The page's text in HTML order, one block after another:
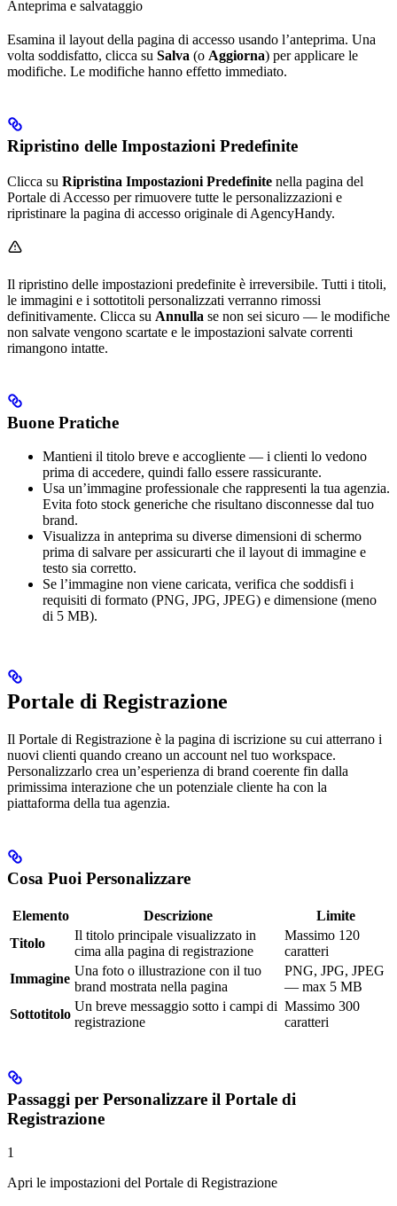
Anteprima e salvataggio
Esamina il layout della pagina di accesso usando l’anteprima. Una
volta soddisfatto, clicca su Salva (o Aggiorna) per applicare le
modifiche. Le modifiche hanno effetto immediato.
Ripristino delle Impostazioni Predefinite
Clicca su Ripristina Impostazioni Predefinite nella pagina del
Portale di Accesso per rimuovere tutte le personalizzazioni e
ripristinare la pagina di accesso originale di AgencyHandy.
Il ripristino delle impostazioni predefinite è irreversibile. Tutti i titoli,
le immagini e i sottotitoli personalizzati verranno rimossi
definitivamente. Clicca su Annulla se non sei sicuro — le modifiche
non salvate vengono scartate e le impostazioni salvate correnti
rimangono intatte.
Buone Pratiche
Mantieni il titolo breve e accogliente — i clienti lo vedono
prima di accedere, quindi fallo essere rassicurante.
Usa un’immagine professionale che rappresenti la tua agenzia.
Evita foto stock generiche che risultano disconnesse dal tuo
brand.
Visualizza in anteprima su diverse dimensioni di schermo
prima di salvare per assicurarti che il layout di immagine e
testo sia corretto.
Se l’immagine non viene caricata, verifica che soddisfi i
requisiti di formato (PNG, JPG, JPEG) e dimensione (meno
di 5 MB).
Portale di Registrazione
Il Portale di Registrazione è la pagina di iscrizione su cui atterrano i
nuovi clienti quando creano un account nel tuo workspace.
Personalizzarlo crea un’esperienza di brand coerente fin dalla
primissima interazione che un potenziale cliente ha con la
piattaforma della tua agenzia.
Cosa Puoi Personalizzare
Elemento Descrizione
Limite
Titolo
Il titolo principale visualizzato in
cima alla pagina di registrazione
Massimo 120
caratteri
Immagine
Una foto o illustrazione con il tuo
brand mostrata nella pagina
PNG, JPG, JPEG
— max 5 MB
Sottotitolo
Un breve messaggio sotto i campi di
registrazione
Massimo 300
caratteri
Passaggi per Personalizzare il Portale di
Registrazione
1
Apri le impostazioni del Portale di Registrazione